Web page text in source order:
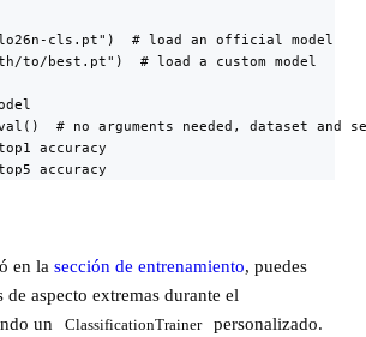
cls.pt")  # load an official model
to/best.pt")  # load a custom model
# no arguments needed, dataset and
accuracy
accuracy
en la sección de entrenamiento, puedes
de aspecto extremas durante el
un
ClassificationTrainer
personalizado.